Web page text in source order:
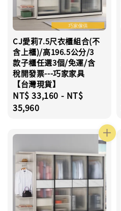
CJ愛莉7.5尺衣櫃組合(不
含上櫃)/高196.5公分/3
款子櫃任選3個/免運/含
稅開發票---巧家家具
【台灣現貨】
Regular
price
NT$ 33,160 - NT$
35,960